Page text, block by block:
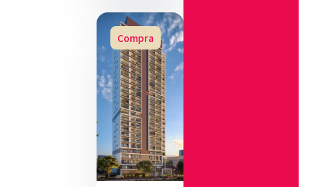
Compra